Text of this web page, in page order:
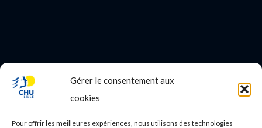
Gérer le consentement aux
cookies
Pour offrir les meilleures expériences, nous utilisons des technologies
PROFESSIONNEL DE SANTE